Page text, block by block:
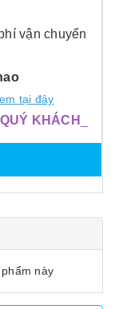
vận chuyển
tại đây
KHÁCH
này